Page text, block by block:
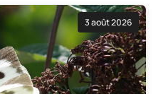
3 août 2026